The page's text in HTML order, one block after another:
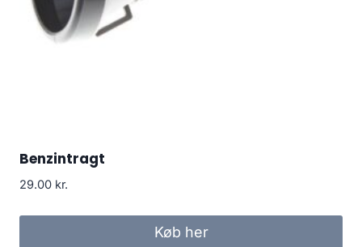
Benzintragt
29.00 kr.
Køb her